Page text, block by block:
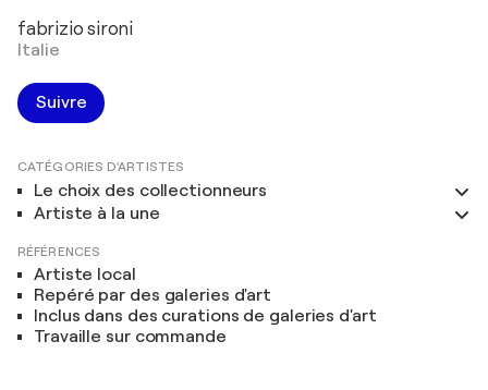
fabrizio sironi
Italie
Suivre
CATÉGORIES D'ARTISTES
Le choix des collectionneurs
Artiste à la une
RÉFÉRENCES
Artiste local
Repéré par des galeries d'art
Inclus dans des curations de galeries d'art
Travaille sur commande